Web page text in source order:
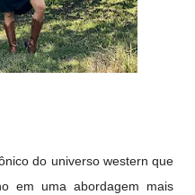
do universo western que
em uma abordagem mais